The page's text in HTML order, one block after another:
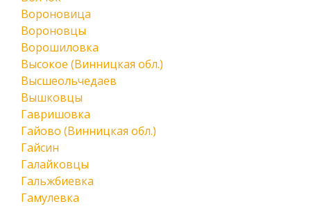
Вороновица
Вороновцы
Ворошиловка
Высокое (Винницкая обл.)
Высшеольчедаев
Вышковцы
Гавришовка
Гайово (Винницкая обл.)
Гайсин
Галайковцы
Гальжбиевка
Гамулевка